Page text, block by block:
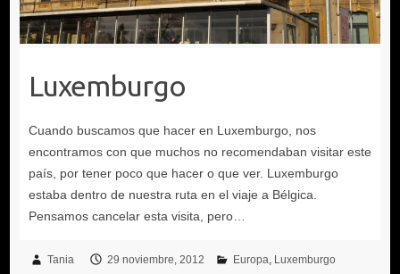
Luxemburgo
Tania 29 noviembre, 2012 Europa Luxemburgo